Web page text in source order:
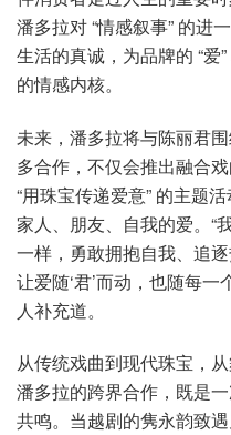
潘多拉对 “情感叙事” 的进
生活的真诚，为品牌的 “爱
的情感内核。
未来，潘多拉将与陈丽君
多合作，不仅会推出融合
“用珠宝传递爱意” 的主题
家人、朋友、自我的爱。“
一样，勇敢拥抱自我、追
让爱随‘君’而动，也随每
人补充道。
从传统戏曲到现代珠宝，
潘多拉的跨界合作，既是
共鸣。当越剧的隽永韵致